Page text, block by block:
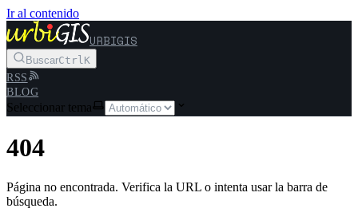
Ir al contenido
URBIGIS
BuscarCtrlK
RSS
BLOG
Seleccionar tema
404
Página no encontrada. Verifica la URL o intenta usar la barra de
búsqueda.